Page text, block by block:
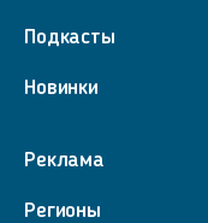
Подкасты
Новинки
Реклама
Регионы